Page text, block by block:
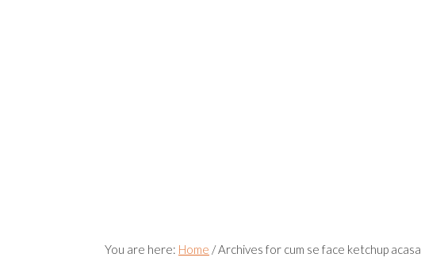
You are here: Home /Archives for cum se face ketchup acasa